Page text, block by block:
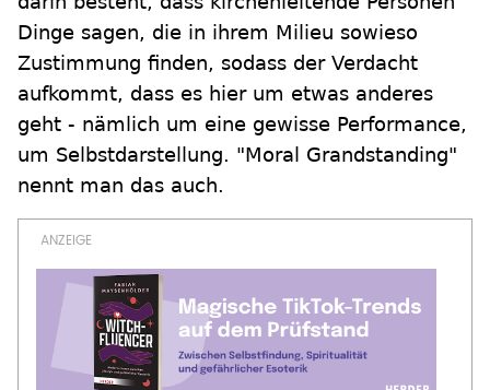
Dinge sagen, die in ihrem Milieu sowieso
Zustimmung finden, sodass der Verdacht
aufkommt, dass es hier um etwas anderes
geht - nämlich um eine gewisse Performance,
um Selbstdarstellung. "Moral Grandstanding"
nennt man das auch.